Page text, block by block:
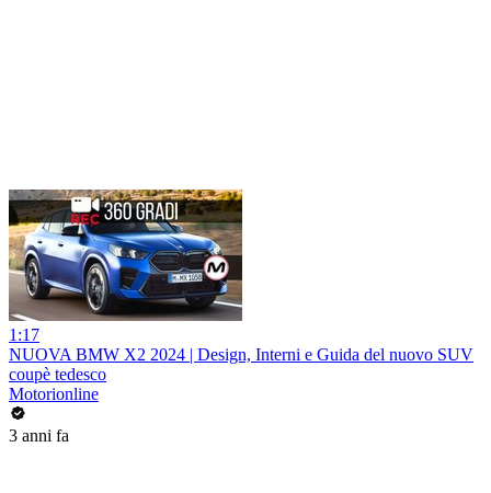
1:17
NUOVA BMW X2 2024 | Design, Interni e Guida del nuovo SUV
coupè tedesco
Motorionline
3 anni fa